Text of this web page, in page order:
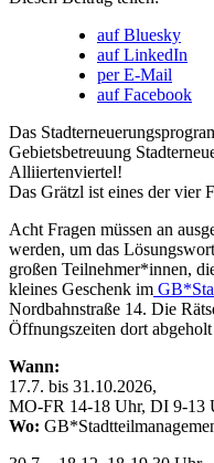
auf Bluesky
auf LinkedIn
per E-Mail
auf Facebook
Das
Gebietsbetreuung
Alliiertenviertel!
Das Grätzl ist eines der vier
Acht Fragen müssen an
werden, um das
großen Teilnehmer*innen,
kleines Geschenk im
Nordbahnstraße 14. Die
Öffnungszeiten dort
Wann:
17.7. bis 31.10.2026,
MO-FR 14-18 Uhr, DI 9-13
Wo: